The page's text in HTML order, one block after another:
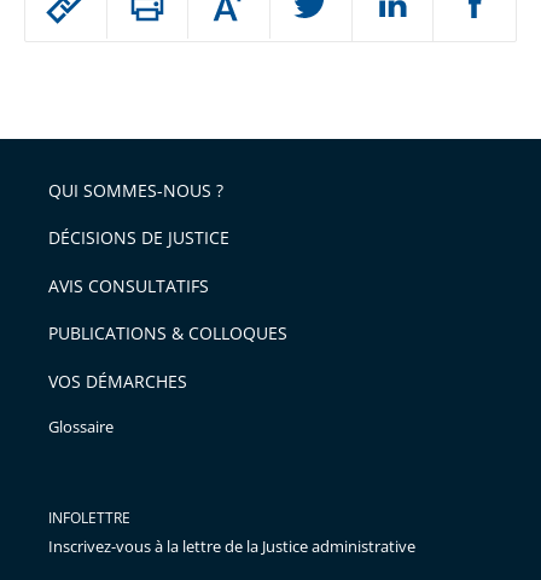
arriver
après
Augmenter
ou
l'article
pour
avant
QUI SOMMES-NOUS ?
DÉCISIONS DE JUSTICE
AVIS CONSULTATIFS
PUBLICATIONS & COLLOQUES
VOS DÉMARCHES
Glossaire
INFOLETTRE
Inscrivez-vous à la lettre de la Justice administrative